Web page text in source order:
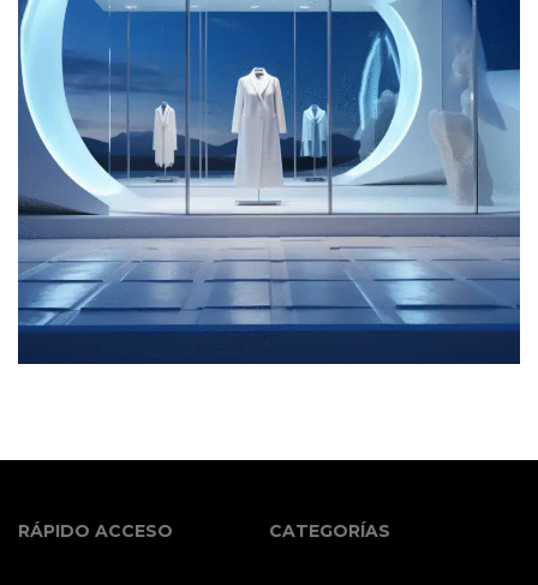
RÁPIDO ACCESO CATEGORÍAS